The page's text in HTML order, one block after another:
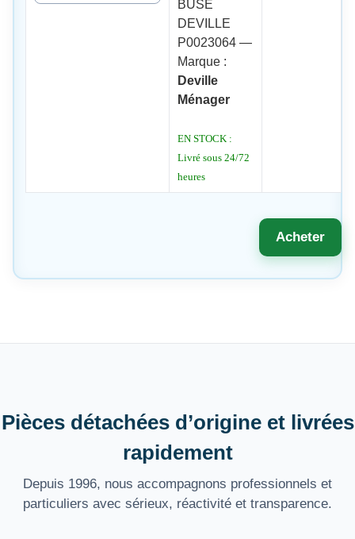
BUSE
DEVILLE
P0023064 —
Marque :
Deville
Ménager
EN STOCK :
Livré sous 24/72
heures
Acheter
Pièces détachées d’origine et livrées
rapidement
Depuis 1996, nous accompagnons professionnels et
particuliers avec sérieux, réactivité et transparence.